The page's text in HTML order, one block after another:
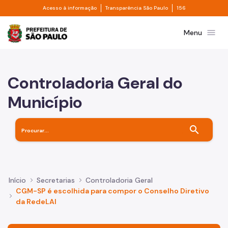
Pular para o Conteúdo principal
Acesso à informação Divisor de acesso à informação
Transparência São Paulo Divisor de
156
Prefeitura de São PauloMenu menu
Controladoria Geral do
Município
search
Início Secretarias
Controladoria Geral
CGM-SP é escolhida para compor o Conselho Diretivo
da RedeLAI